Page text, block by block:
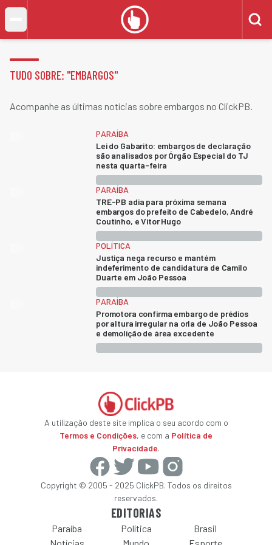
TUDO SOBRE: "EMBARGOS"
Acompanhe as últimas notícias sobre embargos no ClickPB.
PARAÍBA
Lei do Gabarito: embargos de declaração
são analisados por Órgão Especial do TJ
nesta quarta-feira
PARAÍBA
TRE-PB adia para próxima semana
embargos do prefeito de Cabedelo, André
Coutinho, e Vitor Hugo
POLÍTICA
Justiça nega recurso e mantém
indeferimento de candidatura de Camilo
Duarte em João Pessoa
PARAÍBA
Promotora confirma embargo de prédios
por altura irregular na orla de João Pessoa
e demolição de área excedente
A utilização deste site implica o seu acordo com o
Termos e Condições, e com a Política de
Privacidade.
Copyright © 2005 - 2025 ClickPB. Todos os direitos
reservados.
EDITORIAS
Paraíba Política
Brasil